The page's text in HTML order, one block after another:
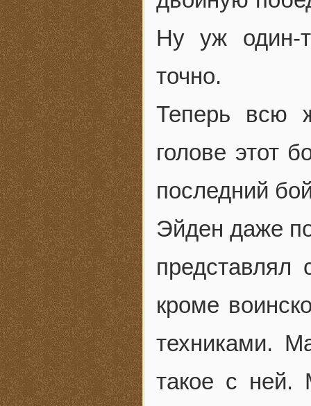
Ну уж один-
точно.
Теперь всю
голове этот
последний
Эйден даже
представлял
кроме
техниками.
такое с ней.